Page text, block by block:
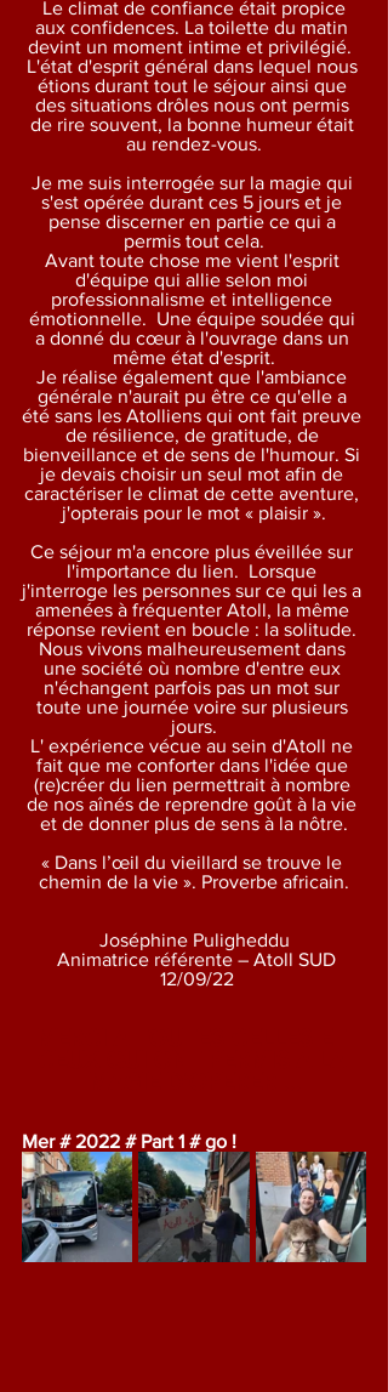
aux confidences. La toilette du matin
devint un moment intime et privilégié.
L'état d'esprit général dans lequel nous
étions durant tout le séjour ainsi que
des situations drôles nous ont permis
de rire souvent, la bonne humeur était
au rendez-vous.
Je me suis interrogée sur la magie qui
s'est opérée durant ces 5 jours et je
pense discerner en partie ce qui a
permis tout cela.
Avant toute chose me vient l'esprit
d'équipe qui allie selon moi
professionnalisme et intelligence
émotionnelle.  Une équipe soudée qui
a donné du cœur à l'ouvrage dans un
même état d'esprit.
Je réalise également que l'ambiance
générale n'aurait pu être ce qu'elle a
été sans les Atolliens qui ont fait preuve
de résilience, de gratitude, de
bienveillance et de sens de l'humour. Si
je devais choisir un seul mot afin de
caractériser le climat de cette aventure,
j'opterais pour le mot « plaisir ».
Ce séjour m'a encore plus éveillée sur
l'importance du lien.  Lorsque
j'interroge les personnes sur ce qui les a
amenées à fréquenter Atoll, la même
réponse revient en boucle : la solitude.
Nous vivons malheureusement dans
une société où nombre d'entre eux
n'échangent parfois pas un mot sur
toute une journée voire sur plusieurs
jours.
L' expérience vécue au sein d'Atoll ne
fait que me conforter dans l'idée que
(re)créer du lien permettrait à nombre
de nos aînés de reprendre goût à la vie
et de donner plus de sens à la nôtre.
« Dans l’œil du vieillard se trouve le
chemin de la vie ». Proverbe africain.
Joséphine Puligheddu
Animatrice référente – Atoll SUD
12/09/22
Mer # 2022 # Part 1 # go !